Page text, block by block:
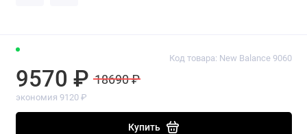
Код товара: New Balance 9060
9570 ₽ 18690 ₽
экономия 9120 ₽
Купить